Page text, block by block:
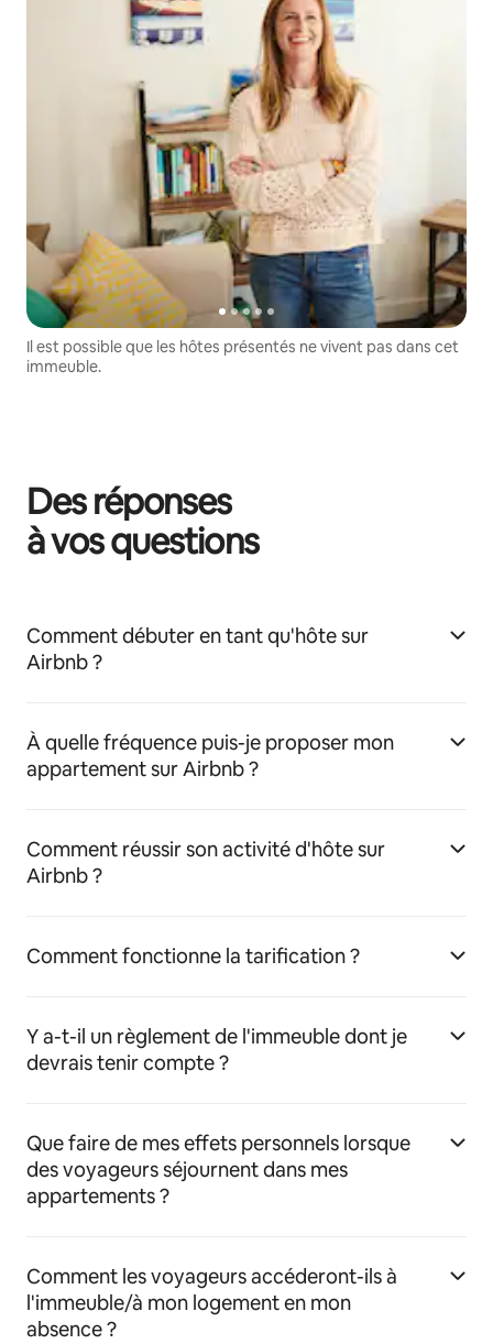
Il est possible que les hôtes présentés ne vivent pas dans cet
immeuble.
Des réponses
à vos questions
Comment débuter en tant qu'hôte sur
Airbnb ?
À quelle fréquence puis-je proposer mon
appartement sur Airbnb ?
Comment réussir son activité d'hôte sur
Airbnb ?
Comment fonctionne la tarification ?
Y a-t-il un règlement de l'immeuble dont je
devrais tenir compte ?
Que faire de mes effets personnels lorsque
des voyageurs séjournent dans mes
appartements ?
Comment les voyageurs accéderont-ils à
l'immeuble/à mon logement en mon
absence ?